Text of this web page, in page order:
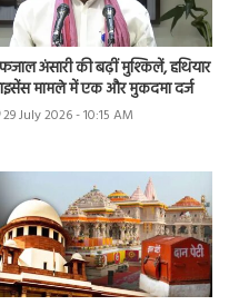
अंसारी की बढ़ीं मुश्किलें, हथियार
मामले में एक और मुकदमा दर्ज
29 July 2026 - 10:15 AM